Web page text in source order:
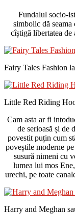
Fundalul socio-
simbolic dă
cîștigă libertatea
Fairy Tales Fashion
Little Red Riding
Cam asta ar fi
de serioasă și de
povestit puțin cum
poveștile moderne
susură nimeni cu
lumea lui mos
urechi, pe toate
Harry and Meghan